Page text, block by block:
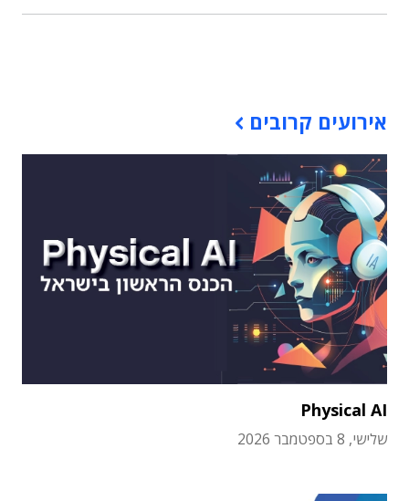
אירועים קרובים
Physical AI
שלישי, 8 בספטמבר 2026